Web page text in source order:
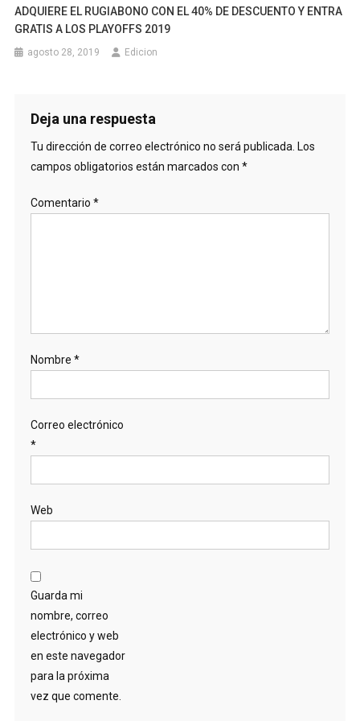
ADQUIERE EL RUGIABONO CON EL 40% DE DESCUENTO Y ENTRA
GRATIS A LOS PLAYOFFS 2019
agosto 28, 2019 Edicion
Deja una respuesta
Tu dirección de correo electrónico no será publicada. Los
campos obligatorios están marcados con *
Comentario *
Nombre *
Correo electrónico
*
Web
Guarda mi
nombre, correo
electrónico y web
en este navegador
para la próxima
vez que comente.